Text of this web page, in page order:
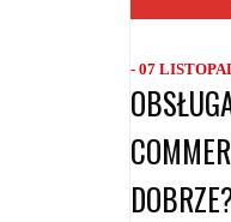
- 07